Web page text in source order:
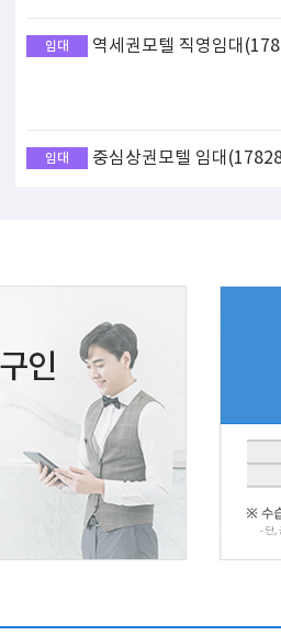
임대 역세권모텔 직영임대
임대 중심상권모텔 임대